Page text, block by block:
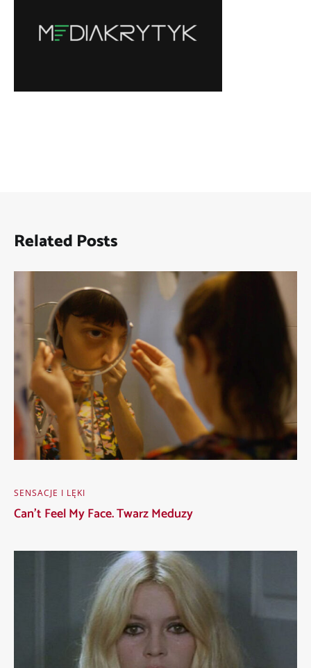
Related Posts
SENSACJE I LĘKI
Can’t Feel My Face. Twarz Meduzy